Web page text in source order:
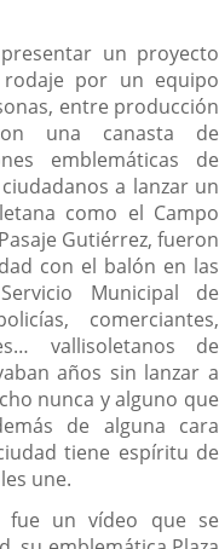
un proyecto
por un equipo
entre producción
una canasta de
emblemáticas de
a lanzar un
como el Campo
Gutiérrez, fueron
con el balón en las
Municipal de
comerciantes,
vallisoletanos de
años sin lanzar a
nunca y alguno que
de alguna cara
tiene espíritu de
une.
fue un vídeo que se